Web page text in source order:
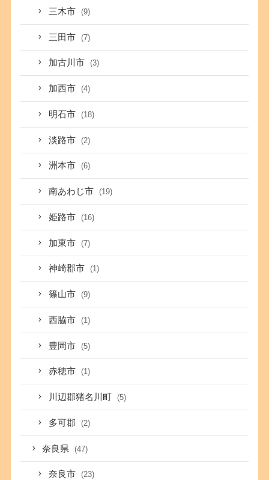
三木市 (9)
三田市 (7)
加古川市 (3)
加西市 (4)
明石市 (18)
淡路市 (2)
洲本市 (6)
南あわじ市 (19)
姫路市 (16)
加東市 (7)
神崎郡市 (1)
篠山市 (9)
西脇市 (1)
豊岡市 (5)
赤穂市 (1)
川辺郡猪名川町 (5)
多可郡 (2)
奈良県 (47)
奈良市 (23)